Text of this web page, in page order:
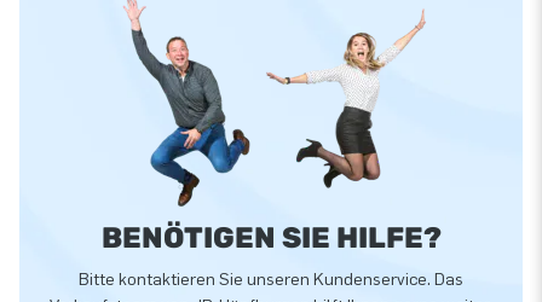
BENÖTIGEN SIE HILFE?
Bitte kontaktieren Sie unseren Kundenservice. Das